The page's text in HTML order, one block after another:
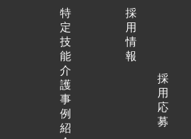
特
定
技
能
介
護
事
例
紹
採
用
情
報
採
用
応
募